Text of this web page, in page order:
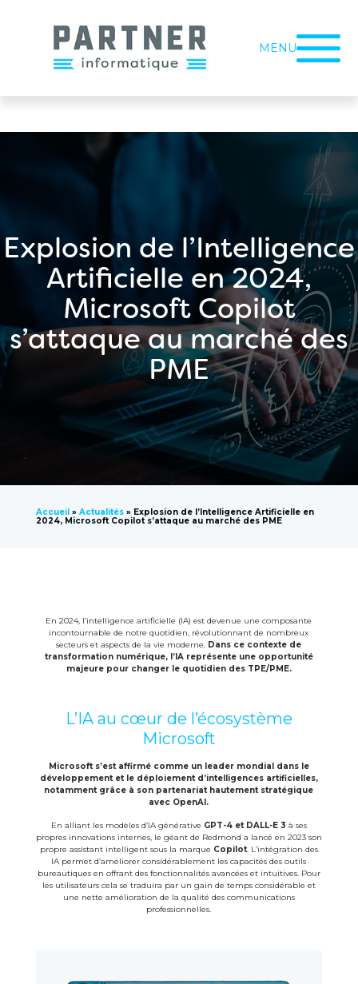
MENU
Explosion de l’Intelligence
Artificielle en 2024,
Microsoft Copilot
s’attaque au marché des
PME
Accueil» Actualités» Explosion de l’Intelligence Artificielle en
2024, Microsoft Copilot s’attaque au marché des PME
En 2024, l’intelligence artificielle (IA) est devenue une composante
incontournable de notre quotidien, révolutionnant de nombreux
secteurs et aspects de la vie moderne. Dans ce contexte de
transformation numérique, l’IA représente une opportunité
majeure pour changer le quotidien des TPE/PME.
L’IA au cœur de l’écosystème
Microsoft
Microsoft s’est affirmé comme un leader mondial dans le
développement et le déploiement d’intelligences artificielles,
notamment grâce à son partenariat hautement stratégique
avec OpenAI.
En alliant les modèles d’IA générative GPT-4 et DALL-E 3 à ses
propres innovations internes, le géant de Redmond a lancé en 2023 son
propre assistant intelligent sous la marque Copilot. L’intégration des
IA permet d’améliorer considérablement les capacités des outils
bureautiques en offrant des fonctionnalités avancées et intuitives. Pour
les utilisateurs cela se traduira par un gain de temps considérable et
une nette amélioration de la qualité des communications
professionnelles.